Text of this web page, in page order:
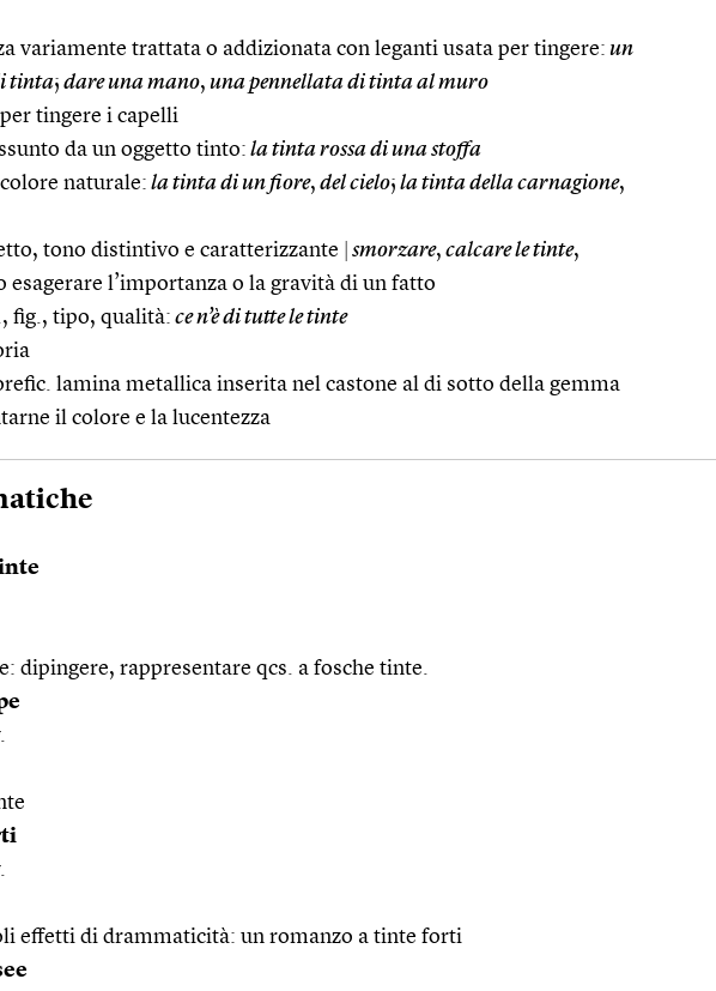
variamente trattata o addizionata con leganti usata per tingere: un
tinta; dare una mano, una pennellata di tinta al muro
tingere i capelli
da un oggetto tinto: la tinta rossa di una stoffa
naturale: la tinta di un fiore, del cielo; la tinta della carnagione,
tono distintivo e caratterizzante smorzare, calcare le tinte,
esagerare l’importanza o la gravità di un fatto
fig., tipo, qualità: ce n’è di tutte le tinte
lamina metallica inserita nel castone al di sotto della gemma
il colore e la lucentezza
dipingere, rappresentare qcs. a fosche tinte.
effetti di drammaticità: un romanzo a tinte forti